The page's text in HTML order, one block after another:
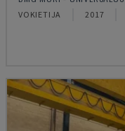
VOKIETIJA 2017